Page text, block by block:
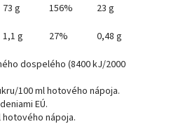
73 g 156%
23 g
1,1 g 27%
0,48 g
dospelého (8400 kJ/2000
100 ml hotového nápoja.
EÚ.
hotového nápoja.